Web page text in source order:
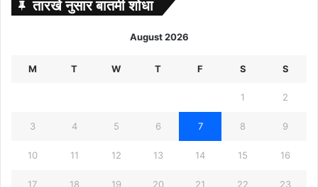
तारखे नुसार बातमी शोधा
August 2026
M T W T F S S
1 2
3 4 5 6 7 8 9
10 11 12 13 14 15 16
17 18 19 20 21 22 23